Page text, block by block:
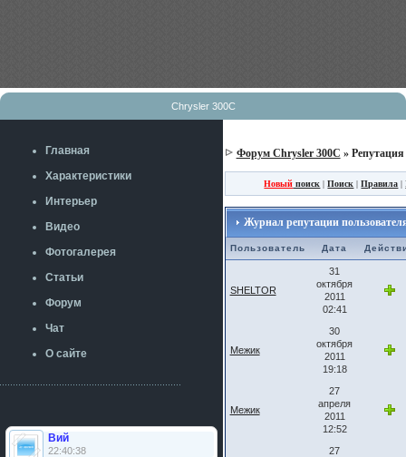
Chrysler 300C
Главная
Характеристики
Интерьер
Видео
Фотогалерея
Статьи
Форум
Чат
О сайте
Вий
22:40:38
Форум Chrysler 300C » Репутация
Новый поиск |Поиск |Правила |
Журнал репутации
Пользователь Дата
SHELTOR
31
октября
2011
02:41
Межик
30
октября
2011
19:18
Межик
27
апреля
2011
12:52
27